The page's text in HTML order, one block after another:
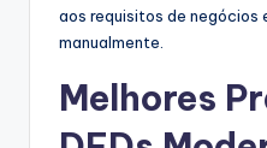
aos requisitos de negócios
manualmente.
Melhores